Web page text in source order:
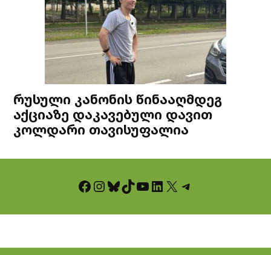
რუსული კანონის წინააღმდეგ
აქციაზე დაკავებული დავით
კოლდარი თავისუფალია
Facebook InstagramBluesky TikTok YouTube LinkedIn X Telegram